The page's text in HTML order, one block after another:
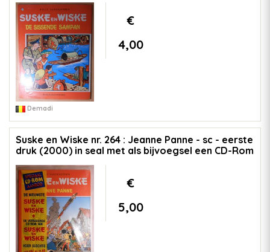
€
4,00
Demadi
Suske en Wiske nr. 264 : Jeanne Panne - sc - eerste
druk (2000) in seal met als bijvoegsel een CD-Rom
€
5,00